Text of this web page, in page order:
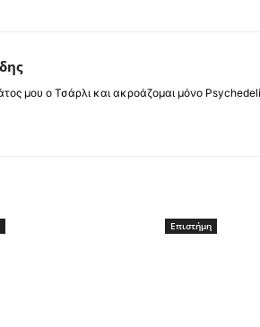
μου ο Τσάρλι και ακροάζομαι μόνο
Επιστήμη